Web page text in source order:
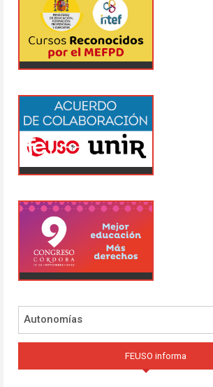
Autonomías
FEUSO informa